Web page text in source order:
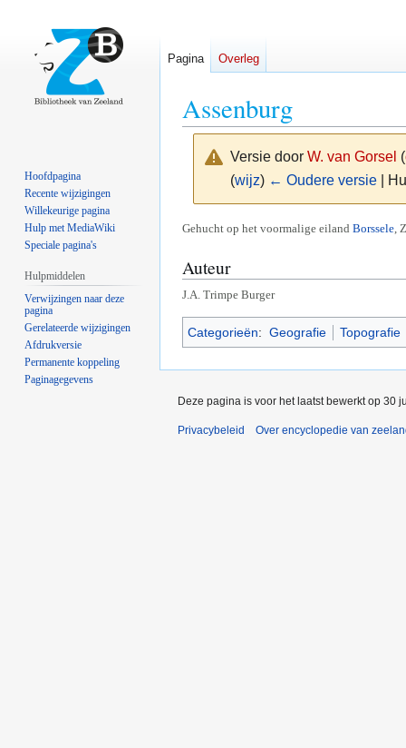
Assenburg
Versie door W. van Gorsel (
(wijz) ← Oudere versie|
Naar
springen
Naar
springen
Gehucht op het voormalige eiland Borssele ,
Auteur
J.A. Trimpe Burger
Categorieën: Geografie Topografie
Pagina Overleg
Hoofdpagina
Recente wijzigingen
Willekeurige pagina
Hulp met MediaWiki
Speciale pagina's
Hulpmiddelen
Verwijzingen naar deze
pagina
Gerelateerde wijzigingen
Afdrukversie
Permanente koppeling
Paginagegevens
Deze pagina is voor het laatst bewerkt op 30
Privacybeleid Over encyclopedie van